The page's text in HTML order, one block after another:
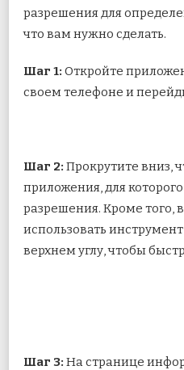
разрешения для
что вам нужно сделать.
Шаг 1: Откройте
своем телефоне и
Шаг 2: Прокрутите вниз,
приложения, для
разрешения. Кроме того,
использовать
верхнем углу, чтобы
Шаг 3: На странице